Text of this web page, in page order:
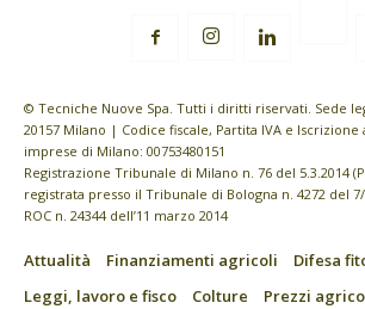
© Tecniche Nuove Spa. Tutti i diritti riservati. Sede
20157 Milano | Codice fiscale, Partita IVA e Iscrizione
imprese di Milano: 00753480151
Registrazione Tribunale di Milano n. 76 del 5.3.2014
registrata presso il Tribunale di Bologna n. 4272 del 7/
ROC n. 24344 dell’11 marzo 2014
Attualità Finanziamenti agricoli
Difesa
Leggi, lavoro e fisco
Colture
Prezzi